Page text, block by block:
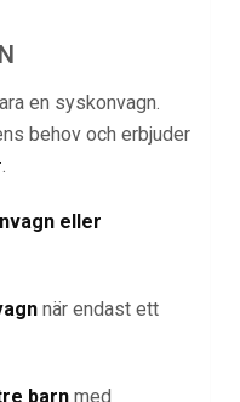
en syskonvagn.
behov och erbjuder
.
eller
när endast ett
barnmed